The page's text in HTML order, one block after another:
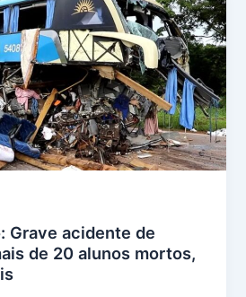
Grave acidente de
de 20 alunos mortos,